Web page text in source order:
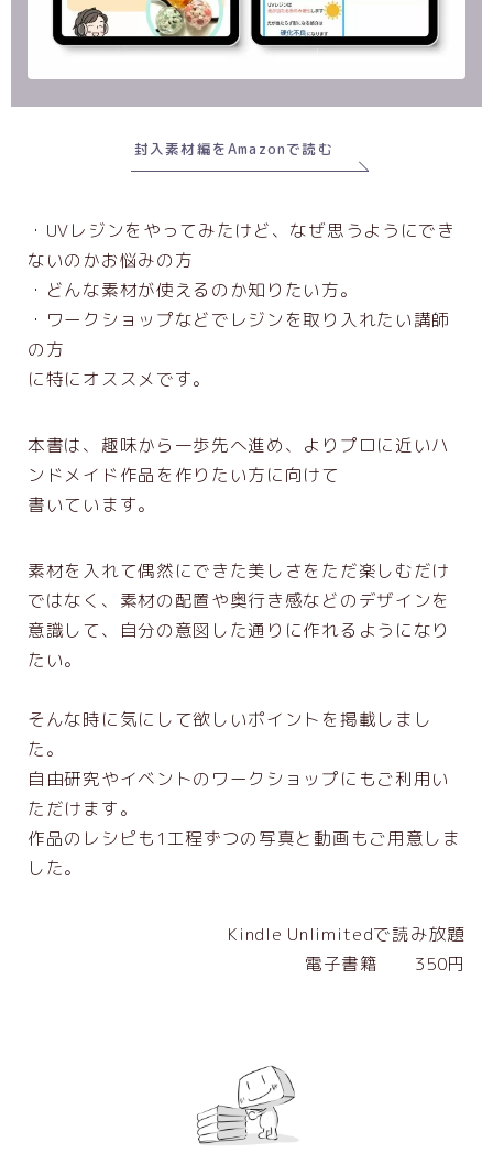
封入素材編をAmazonで読む
・UVレジンをやってみたけど、なぜ思うようにでき
ないのかお悩みの方
・どんな素材が使えるのか知りたい方。
・ワークショップなどでレジンを取り入れたい講師
の方
に特にオススメです。
本書は、趣味から一歩先へ進め、よりプロに近いハ
ンドメイド作品を作りたい方に向けて
書いています。
素材を入れて偶然にできた美しさをただ楽しむだけ
ではなく、素材の配置や奥行き感などのデザインを
意識して、自分の意図した通りに作れるようになり
たい。
そんな時に気にして欲しいポイントを掲載しまし
た。
自由研究やイベントのワークショップにもご利用い
ただけます。
作品のレシピも1工程ずつの写真と動画もご用意しま
した。
Kindle Unlimitedで読み放題
電子書籍 350円